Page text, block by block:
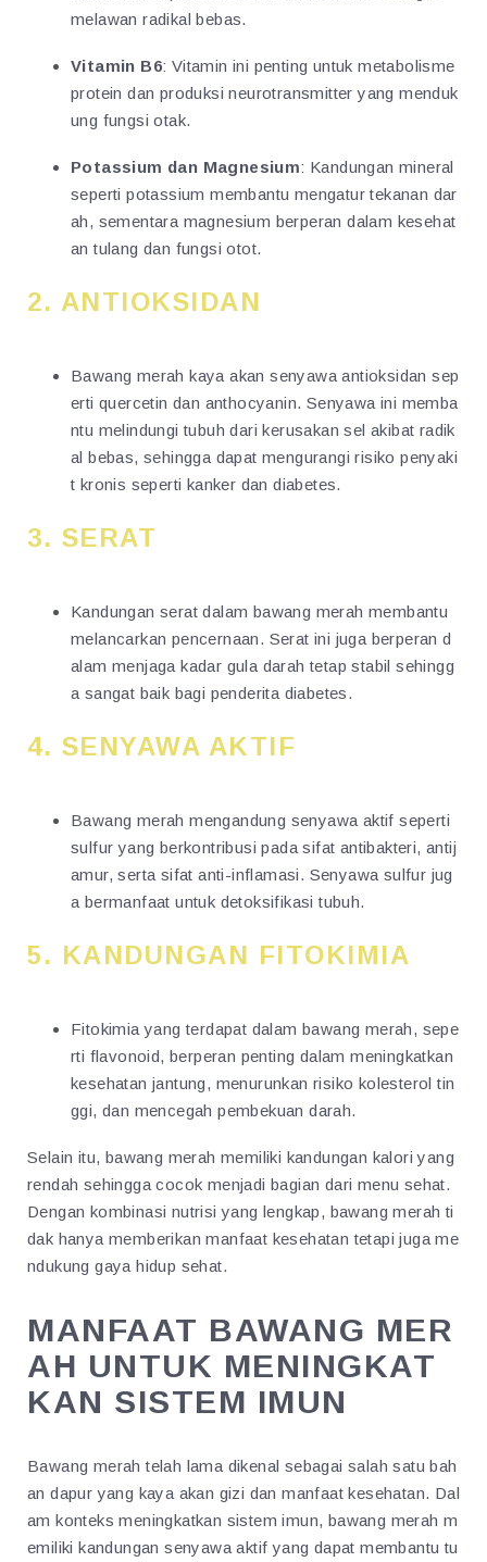
melawan radikal bebas.
Vitamin B6: Vitamin ini penting untuk metabolisme
protein dan produksi neurotransmitter yang menduk
ung fungsi otak.
Potassium dan Magnesium: Kandungan mineral
seperti potassium membantu mengatur tekanan dar
ah, sementara magnesium berperan dalam kesehat
an tulang dan fungsi otot.
2. ANTIOKSIDAN
Bawang merah kaya akan senyawa antioksidan sep
erti quercetin dan anthocyanin. Senyawa ini memba
ntu melindungi tubuh dari kerusakan sel akibat radik
al bebas, sehingga dapat mengurangi risiko penyaki
t kronis seperti kanker dan diabetes.
3. SERAT
Kandungan serat dalam bawang merah membantu
melancarkan pencernaan. Serat ini juga berperan d
alam menjaga kadar gula darah tetap stabil sehingg
a sangat baik bagi penderita diabetes.
4. SENYAWA AKTIF
Bawang merah mengandung senyawa aktif seperti
sulfur yang berkontribusi pada sifat antibakteri, antij
amur, serta sifat anti-inflamasi. Senyawa sulfur jug
a bermanfaat untuk detoksifikasi tubuh.
5. KANDUNGAN FITOKIMIA
Fitokimia yang terdapat dalam bawang merah, sepe
rti flavonoid, berperan penting dalam meningkatkan
kesehatan jantung, menurunkan risiko kolesterol tin
ggi, dan mencegah pembekuan darah.
Selain itu, bawang merah memiliki kandungan kalori yang
rendah sehingga cocok menjadi bagian dari menu sehat.
Dengan kombinasi nutrisi yang lengkap, bawang merah ti
dak hanya memberikan manfaat kesehatan tetapi juga me
ndukung gaya hidup sehat.
MANFAAT BAWANG MER
AH UNTUK MENINGKAT
KAN SISTEM IMUN
Bawang merah telah lama dikenal sebagai salah satu bah
an dapur yang kaya akan gizi dan manfaat kesehatan. Dal
am konteks meningkatkan sistem imun, bawang merah m
emiliki kandungan senyawa aktif yang dapat membantu tu